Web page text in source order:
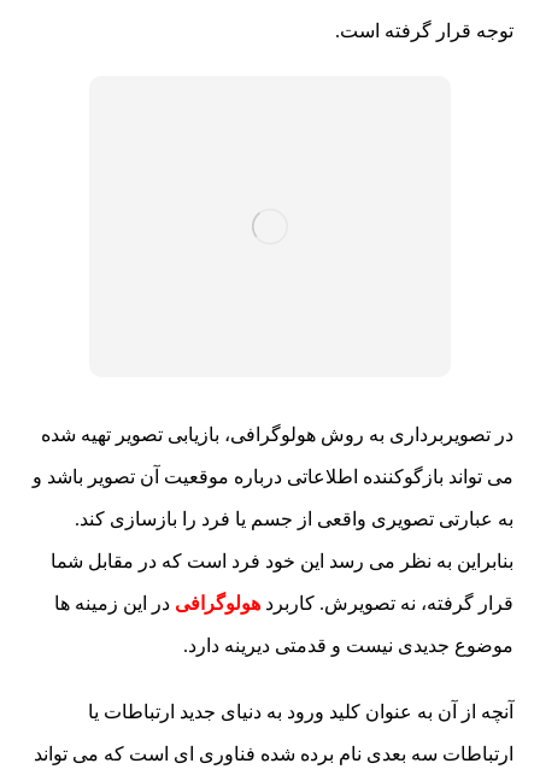
توجه قرار گرفته است.
در تصویربرداری به روش هولوگرافی، بازیابی تصویر تهیه شده
می تواند بازگوکننده اطلاعاتی درباره موقعیت آن تصویر باشد و
به عبارتی تصویری واقعی از جسم یا فرد را بازسازی کند.
بنابراین به نظر می رسد این خود فرد است که در مقابل شما
قرار گرفته، نه تصویرش. کاربردهولوگرافی در این زمینه ها
موضوع جدیدی نیست و قدمتی دیرینه دارد.
آنچه از آن به عنوان کلید ورود به دنیای جدید ارتباطات یا
ارتباطات سه بعدی نام برده شده فناوری ای است که می تواند